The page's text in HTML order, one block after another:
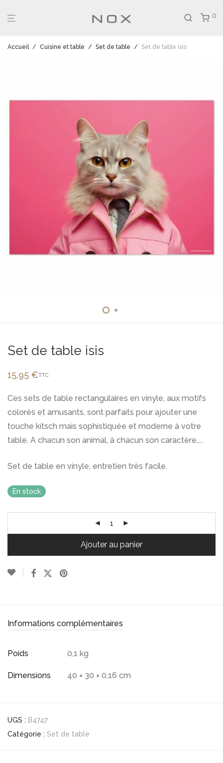
0
Accueil / Cuisine et table / Set de table / Set de table isis
Set de table isis
15,95 €TTC
Ces sets de table rectangulaires en vinyle, aux motifs
colorés et amusants, sont parfaits pour ajouter une
touche kitsch mais sophistiquée et moderne à votre
table. A chacun son animal, à chacun son caractère…..
Set de table en vinyle, entretien très facile.
En stock
Ajouter au panier
Informations complémentaires
Poids 0,1 kg
Dimensions 40 × 30 × 0,16 cm
UGS : B4747
Catégorie : Set de table